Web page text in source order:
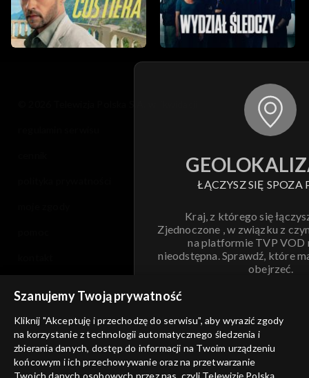
Sezon 7
ŁĄCZYSZ SIĘ SPOZA
Kraj, z którego się
Zjednoczone , w związku z
na platformie TVP VOD
nieodstępna. Sprawdź, które
obejrzeć.
ANULUJ
informacje o dostawcy usług
Szanujemy Twoją prywatność
Kliknij "Akceptuję i przechodzę do serwisu", aby wyrazić zgody
na korzystanie z technologii automatycznego śledzenia i
zbierania danych, dostęp do informacji na Twoim urządzeniu
końcowym i ich przechowywanie oraz na przetwarzanie
Twoich danych osobowych przez nas, czyli Telewizję Polską